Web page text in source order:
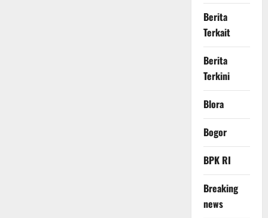
Berita
Terkait
Berita
Terkini
Blora
Bogor
BPK RI
Breaking
news